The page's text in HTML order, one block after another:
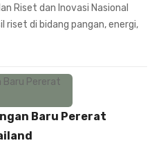
Riset dan Inovasi Nasional
riset di bidang pangan, energi,
Baru Pererat